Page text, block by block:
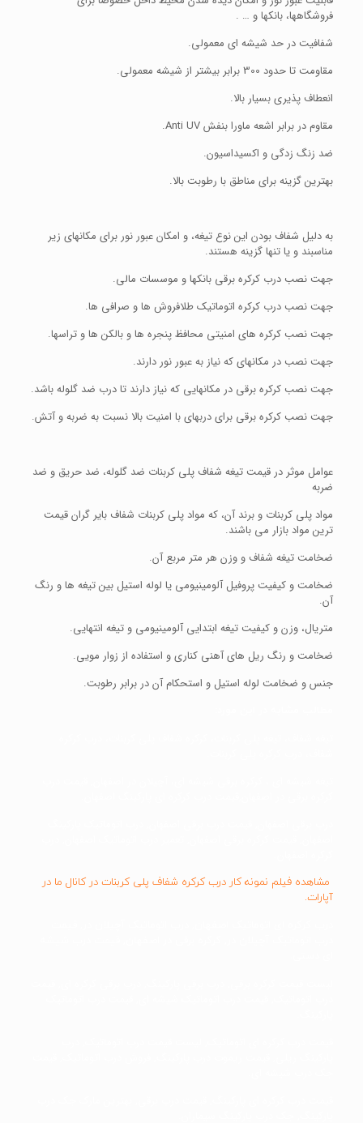
فروشگاهها، بانکها و … .
شفافیت در حد شیشه ای معمولی.
مقاومت تا حدود 300 برابر بیشتر از شیشه معمولی.
انعطاف پذیری بسیار بالا.
مقاوم در برابر اشعه ماورا بنفش Anti UV.
ضد زنگ زدگی و اکسیداسیون.
بهترین گزینه برای مناطق با رطوبت بالا.
به دلیل شفاف بودن این نوع تیغه، و امکان عبور نور برای مکانهای زیر
مناسبند و یا تنها گزینه هستند.
جهت نصب درب کرکره برقی بانکها و موسسات مالی.
جهت نصب درب کرکره اتوماتیک طلافروش ها و صرافی ها.
جهت نصب کرکره های امنیتی محافظ پنجره ها و بالکن ها و تراسها.
جهت نصب در مکانهای که نیاز به عبور نور دارند.
جهت نصب کرکره برقی در مکانهایی که نیاز دارند تا درب ضد گلوله باشد.
جهت نصب کرکره برقی برای دربهای با امنیت بالا نسبت به ضربه و آتش.
عوامل موثر در قیمت تیغه شفاف پلی کربنات ضد گلوله، ضد حریق و ضد
ضربه
مواد پلی کربنات و برند آن، که مواد پلی کربنات شفاف بایر گران قیمت
ترین مواد بازار می باشند.
ضخامت تیغه شفاف و وزن هر متر مربع آن.
ضخامت و کیفیت پروفیل آلومینیومی یا لوله استیل بین تیغه ها و رنگ
آن.
متریال، وزن و کیفیت تیغه ابتدایی آلومینیومی و تیغه انتهایی.
ضخامت و رنگ ریل های آهنی کناری و استفاده از زوار مویی.
جنس و ضخامت لوله استیل و استحکام آن در برابر رطوبت.
مشاهده فیلم نمونه کار درب کرکره شفاف پلی کربنات در کانال ما در
آپارات.